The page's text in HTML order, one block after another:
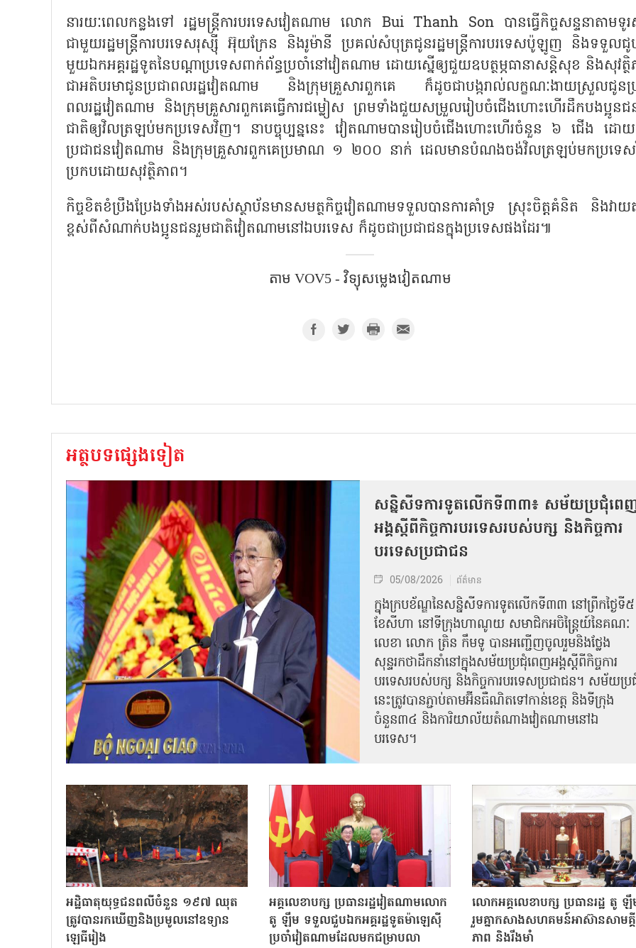
នារយៈពេលកន្លងទៅ រដ្ឋមន្ត្រីការបរទេសវៀតណាម លោក Bui Thanh Son បានធ្វើកិច្ចសន្ទនាតាមទូ
ជាមួយរដ្ឋមន្ត្រីការបរទេសរុស្ស៊ី អ៊ុយក្រែន និងរូម៉ានី ប្រគល់សំបុត្រជូនរដ្ឋមន្ត្រីការបរទេសប៉ូឡូញ និងទទួលជូ
មួយឯកអគ្គរដ្ឋទូតនៃបណ្ដាប្រទេសពាក់ព័ន្ធប្រចាំនៅវៀតណាម ដោយស្នើឲ្យជួយឧបត្ថម្ភធានាសន្តិសុខ និងសុវត្ថិ
ជាអតិបរមាជូនប្រជាពលរដ្ឋវៀតណាម និងក្រុមគ្រួសារពួកគេ ក៏ដូចជាបង្ករាល់លក្ខណៈងាយស្រួលជូនប្
ពលរដ្ឋវៀតណាម និងក្រុមគ្រួសារពួកគេធ្វើការជម្លៀស ព្រមទាំងជួយសម្រួលរៀបចំជើងហោះហើរដឹកបងប្អូនជ
ជាតិឲ្យវិលត្រឡប់មកប្រទេសវិញ។ នាបច្ចុប្បន្ននេះ វៀតណាមបានរៀបចំជើងហោះហើរចំនួន ៦ ជើង ដោ
ប្រជាជនវៀតណាម និងក្រុមគ្រួសារពួកគេប្រមាណ ១ ២០០ នាក់ ដេលមានបំណងចង់វិលត្រឡប់មកប្រទេ
ប្រកបដោយសុវត្ថិភាព។
កិច្ចខិតខំប្រឹងប្រែងទាំងអស់របស់ស្ថាប័នមានសមត្ថកិច្ចវៀតណាមទទួលបានការគាំទ្រ ស្រុះចិត្តគំនិត និងវាយត
ខ្ពស់ពីសំណាក់បងប្អូនជនរួមជាតិវៀតណាមនៅឯបរទេស ក៏ដូចជាប្រជាជនក្នុងប្រទេសផងដែរ៕
តាម​ VOV5 - វិទ្យុសម្លេងវៀតណាម
អត្ថបទផ្សេងទៀត
សន្និសីទការទូតលើកទី៣៣៖ សម័យប្រជុំពេ
អង្គស្តីពីកិច្ច​ការបរទេសរបស់​បក្ស និងកិច្ច​ការ
បរទេសប្រជាជន
05/08/2026 ព័ត៌មាន
ក្នុងក្របខ័ណ្ឌនៃសន្និសីទការទូតលើកទី៣៣ នៅព្រឹកថ្ងៃទី៥
ខែសីហា នៅទីក្រុងហាណូយ សមាជិកអចិន្ត្រៃយ៍នៃគណៈ
លេខា លោក ត្រិន កឹម​ទូ បានអញ្ជើញ​ចូលរួមនិងថ្លែង
សុន្ទរកថាដឹកនាំនៅក្នុងសម័យប្រជុំពេញអង្គស្តីពី​​កិច្ច​ការ
បរទេសរបស់​បក្ស និងកិច្ច​ការបរទេស​ប្រជាជន។ សម័យប្រ
នេះត្រូវបានភ្ជាប់តាមអ៊ីនធឺណិតទៅកាន់ខេត្ត និងទីក្រុង
ចំនួន៣៤ និងការិយាល័យតំណាងវៀតណាមនៅឯ​
បរទេស។
អដ្ឋិធាតុយុទ្ធជនពលីចំនួន ១៩៧ ឈុត
ត្រូវបានរកឃើញនិងប្រមូលនៅឧទ្យាន
ឡេធីរៀង
អគ្គលេខាបក្ស ប្រធានរដ្ឋវៀតណាមលោក
តូ ឡឹម ទទួលជួបឯកអគ្គរដ្ឋទូតម៉ាឡេស៊ី
ប្រចាំវៀតណាមដែលមកជម្រាបលា
លោក​អគ្គលេខាបក្ស ប្រធានរដ្ឋ តូ ឡឹ
រួមគ្នាកសាងសហគមន៍អាស៊ានសាមគ្គី
ភាព និងរឹងមាំ